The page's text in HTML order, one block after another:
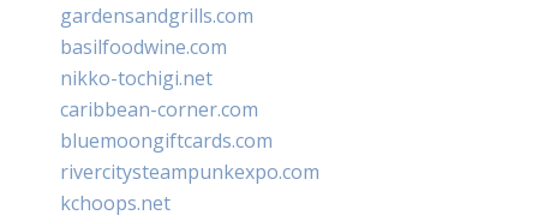
gardensandgrills.com
basilfoodwine.com
nikko-tochigi.net
caribbean-corner.com
bluemoongiftcards.com
rivercitysteampunkexpo.com
kchoops.net